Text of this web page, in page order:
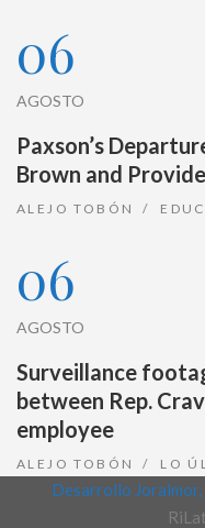
06
AGOSTO
Paxson’s
Brown and
ALEJO TOBÓN
06
AGOSTO
Surveillance
between Rep.
employee
ALEJO TOBÓN LO
Desarrollo